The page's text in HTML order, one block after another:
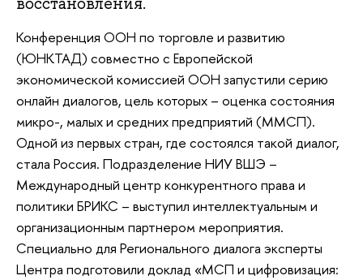
Конференция ООН по торговле и развитию
(ЮНКТАД) совместно с Европейской
экономической комиссией ООН запустили серию
онлайн диалогов, цель которых – оценка состояния
микро-, малых и средних предприятий (ММСП).
Одной из первых стран, где состоялся такой диалог,
стала Россия. Подразделение НИУ ВШЭ –
Международный центр конкурентного права и
политики БРИКС – выступил интеллектуальным и
организационным партнером мероприятия.
Специально для Регионального диалога эксперты
Центра подготовили доклад «МСП и цифровизация: